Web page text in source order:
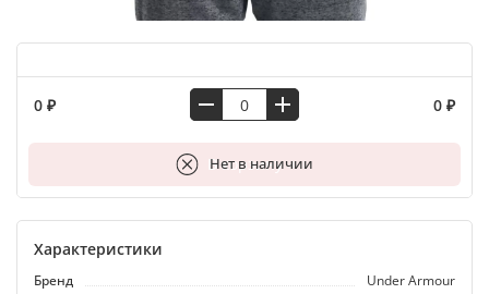
0 ₽ 0 ₽
Нет в наличии
В корзину
Характеристики
Бренд
Under Armour